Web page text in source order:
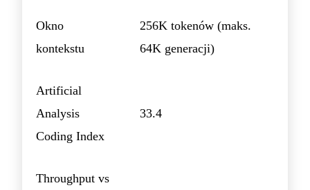
Okno
kontekstu
256K tokenów (maks.
64K generacji)
Artificial
Analysis
Coding Index
33.4
Throughput vs